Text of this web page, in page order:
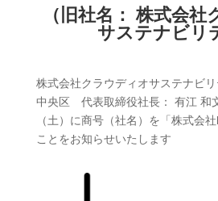
（旧社名： 株式会
サステナビリ
株式会社クラウディオサステナビリ
中央区 代表取締役社長： 有江 和
（土）に商号（社名）を「株式会社
ことをお知らせいたします